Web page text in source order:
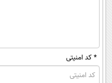
* کد امنیتی